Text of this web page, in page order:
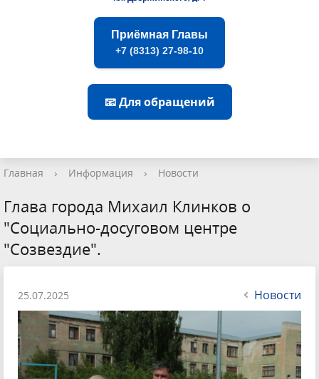
Приёмная Главы
+7 (8313) 27-98-10
📧 Для обращений
Главная › Информация › Новости
Глава города Михаил Клинков о
"Социально-досуговом центре
"Созвездие".
25.07.2025 Новости